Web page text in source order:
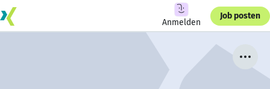
Anmelden
Job posten